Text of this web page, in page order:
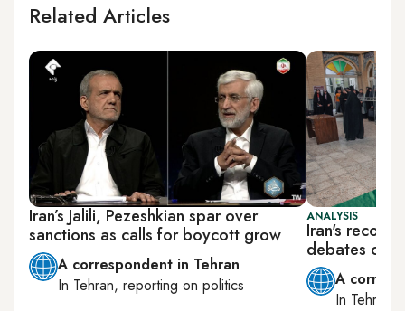
Related Articles
Iran’s Jalili, Pezeshkian spar over
sanctions as calls for boycott grow
A correspondent in Tehran
In Tehran, reporting on politics
ANALYSIS
Iran's record
debates on
A
In Tehran